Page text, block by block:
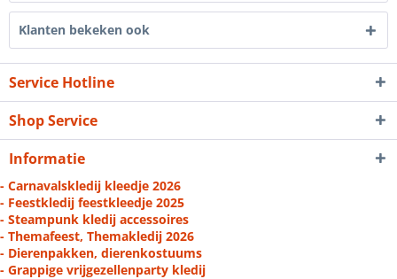
Klanten bekeken ook
Service Hotline
Shop Service
Informatie
- Carnavalskledij kleedje 2026
- Feestkledij feestkleedje 2025
- Steampunk kledij accessoires
- Themafeest, Themakledij 2026
- Dierenpakken, dierenkostuums
- Grappige vrijgezellenparty kledij